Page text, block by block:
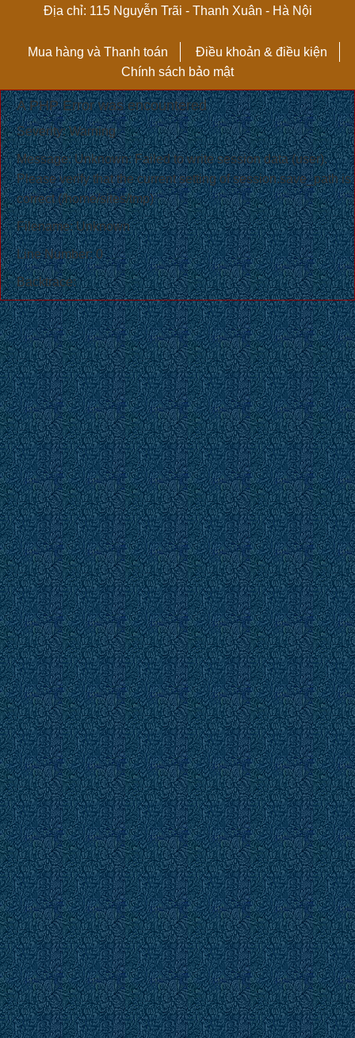
Địa chỉ: 115 Nguyễn Trãi - Thanh Xuân - Hà Nội
Mua hàng và Thanh toán
Điều khoản & điều kiện
Chính sách bảo mật
A PHP Error was encountered
Severity: Warning
Message: Unknown: Failed to write session data (user).
Please verify that the current setting of session.save_path is
correct (/home/sites/tmp)
Filename: Unknown
Line Number: 0
Backtrace: